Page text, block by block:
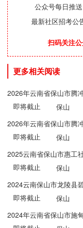
公众号每日推送
最新社区招考公
扫码关注
更多相关阅读
2026年云南省保山市腾
即将截止
保山
2026年云南省保山市腾
公告
即将截止
保山
2025云南省保山市惠工
（6人）
即将截止
保山
2024云南保山市龙陵县
公告
即将截止
保山
2024年云南省保山市施